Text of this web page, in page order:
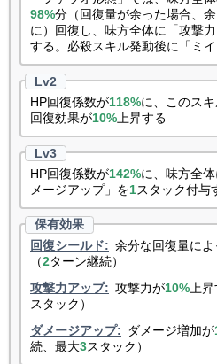
98%分（回復量が余った場合、
に）回復し、味方全体に「攻撃
する。必殺スキル発動後に「ミ
HP回復係数が118%に、このス
回復効果が10% 上昇する
HP回復係数が142%に、味方全
メージアップ」を1スタック付与
回復シールド: 余分な回復量に
（2ターン継続）
攻撃力アップ: 攻撃力が10% 上
スタック）
ダメージアップ:
ダメージ増加が
続、最大3スタック）